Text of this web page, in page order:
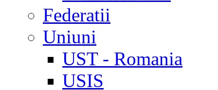
Federatii
Uniuni
UST - Romania
USIS